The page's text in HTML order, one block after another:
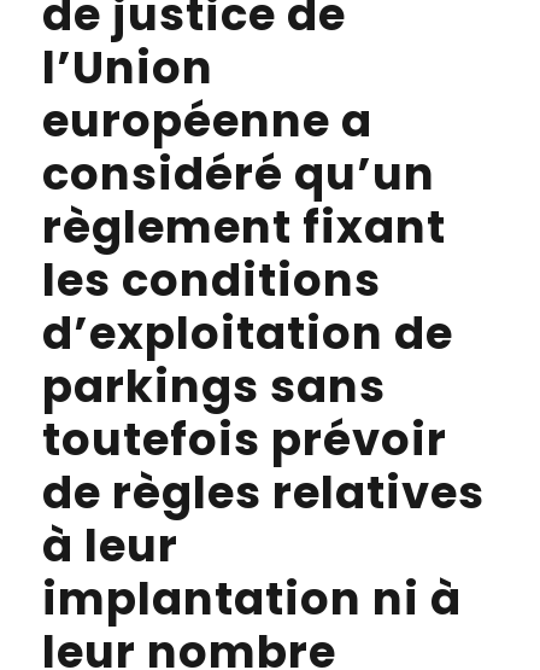
de justice de
l’Union
européenne a
considéré qu’un
règlement fixant
les conditions
d’exploitation de
parkings sans
toutefois prévoir
de règles relatives
à leur
implantation ni à
leur nombre